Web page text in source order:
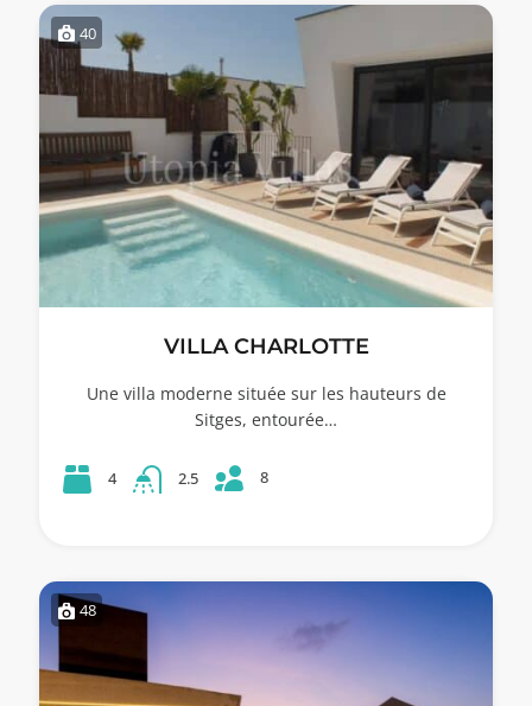
40
VILLA CHARLOTTE
Une villa moderne située sur les hauteurs de
Sitges, entourée…
4 2.5 8
48